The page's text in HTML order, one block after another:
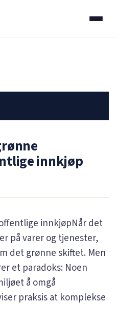
innkjøp
innkjøpNår det
på varer og tjenester,
det grønne skiftet. Men
et paradoks: Noen
å omgå
praksis at komplekse